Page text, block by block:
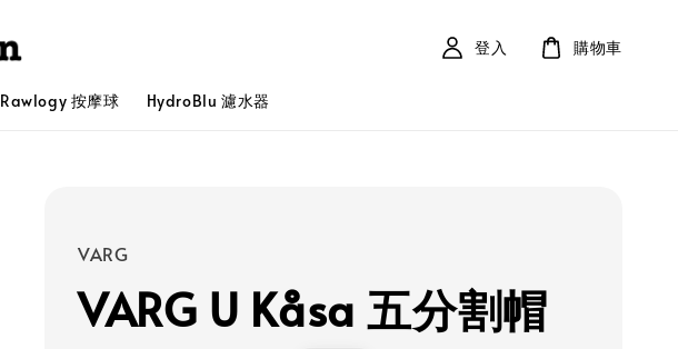
Rawlogy 按摩球 HydroBlu 濾水器
登入 購物車
VARG
VARG U Kåsa 五分割帽